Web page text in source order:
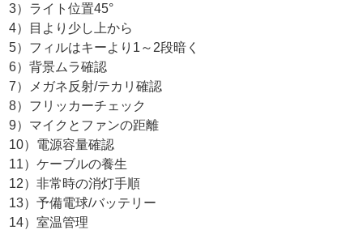
3）ライト位置45°
4）目より少し上から
5）フィルはキーより1～2段暗く
6）背景ムラ確認
7）メガネ反射/テカリ確認
8）フリッカーチェック
9）マイクとファンの距離
10）電源容量確認
11）ケーブルの養生
12）非常時の消灯手順
13）予備電球/バッテリー
14）室温管理